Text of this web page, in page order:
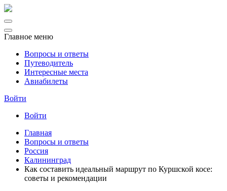
Главное меню
Вопросы и ответы
Путеводитель
Интересные места
Авиабилеты
Войти
Войти
Главная
Вопросы и ответы
Россия
Калининград
Как составить идеальный маршрут по Куршской косе:
советы и рекомендации